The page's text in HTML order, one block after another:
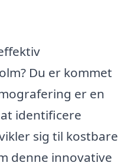
Du er kommet
er en
identificere
sig til kostbare
denne innovative